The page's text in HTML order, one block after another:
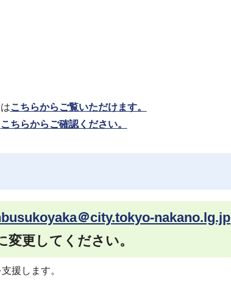
こちらからご覧いただけます。
こちらからご確認ください。
＠city.tokyo-nakano.lg.jp
更してください。
援します。